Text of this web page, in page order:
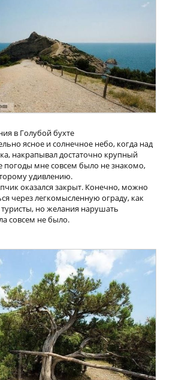
в Голубой бухте
ясное и солнечное небо, когда над
накрапывал достаточно крупный
погоды мне совсем было не знакомо,
удивлению.
оказался закрыт. Конечно, можно
через легкомысленную ограду, как
но желания нарушать
совсем не было.